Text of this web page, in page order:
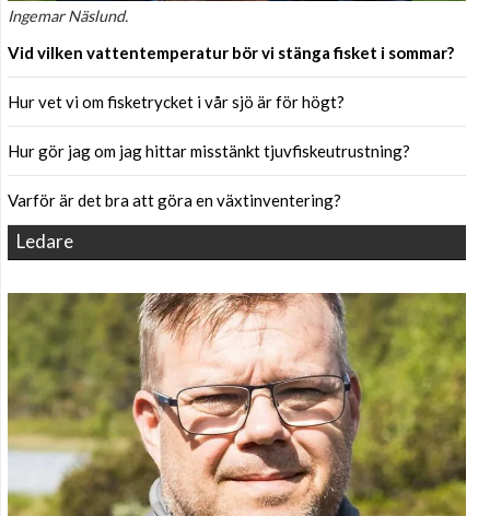
Ingemar Näslund.
Vid vilken vattentemperatur bör vi stänga fisket i sommar?
Hur vet vi om fisketrycket i vår sjö är för högt?
Hur gör jag om jag hittar misstänkt tjuvfiskeutrustning?
Varför är det bra att göra en växtinventering?
Ledare